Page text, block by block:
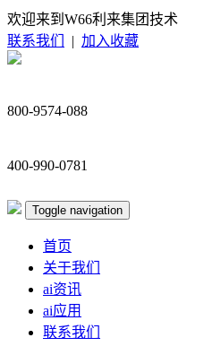
欢迎来到W66利来集团技术
联系我们
| 加入收藏
800-9574-088
400-990-0781
Toggle navigation
首页
关于我们
ai资讯
ai应用
联系我们